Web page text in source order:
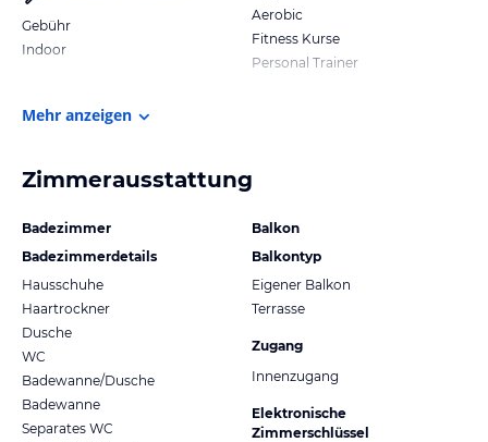
Gebühr
Indoor
Aerobic
Fitness Kurse
Personal Trainer
Mehr anzeigen
Zimmerausstattung
Badezimmer
Badezimmerdetails
Hausschuhe
Haartrockner
Dusche
WC
Badewanne/Dusche
Badewanne
Separates WC
Balkon
Balkontyp
Eigener Balkon
Terrasse
Zugang
Innenzugang
Elektronische
Zimmerschlüssel